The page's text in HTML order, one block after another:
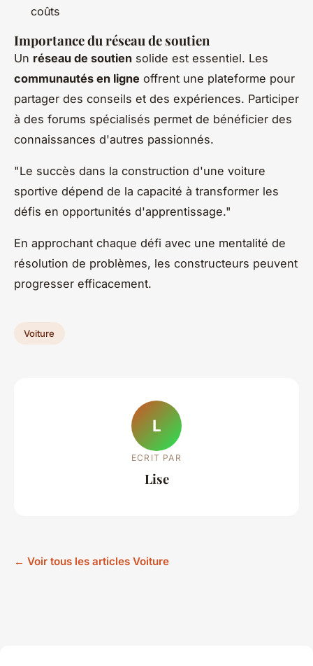
coûts
Importance du réseau de soutien
Un réseau de soutien solide est essentiel. Les
communautés en ligne offrent une plateforme pour
partager des conseils et des expériences. Participer
à des forums spécialisés permet de bénéficier des
connaissances d'autres passionnés.
"Le succès dans la construction d'une voiture
sportive dépend de la capacité à transformer les
défis en opportunités d'apprentissage."
En approchant chaque défi avec une mentalité de
résolution de problèmes, les constructeurs peuvent
progresser efficacement.
Voiture
L
ECRIT PAR
Lise
← Voir tous les articles Voiture